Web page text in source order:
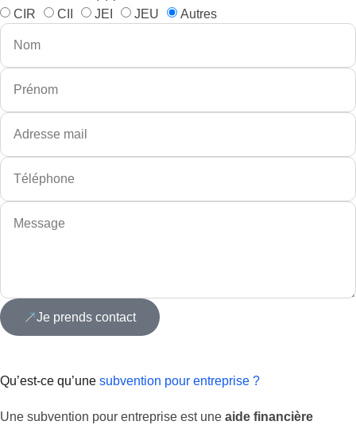
CIR
CII JEI JEU Autres
Je prends contact
Qu’est-ce qu’une subvention pour entreprise ?
Une subvention pour entreprise est une aide financière